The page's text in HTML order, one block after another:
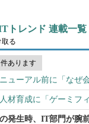
トレンド 連載一覧
る
あります
ューアル前に「なぜ
材育成に「ゲーミフ
発生時、IT部門が腕